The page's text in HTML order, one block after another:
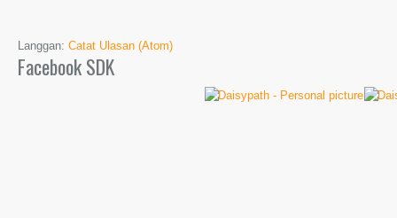
Langgan: Catat Ulasan (Atom)
Facebook SDK